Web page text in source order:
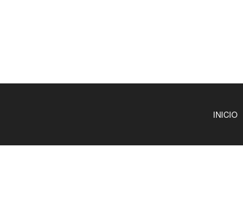
INICIO